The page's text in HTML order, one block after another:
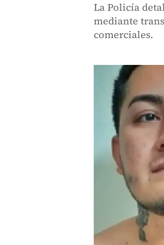
La Policía
mediante
comerciales.